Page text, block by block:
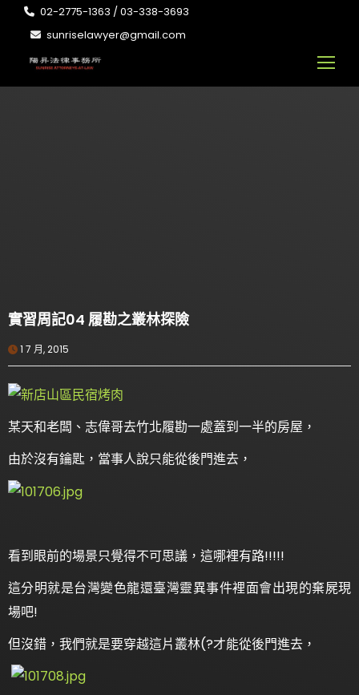
02-2775-1363 / 03-338-3693
sunriselawyer@gmail.com
實習周記04 履勘之叢林探險
1 7 月, 2015
某天和老闆、志偉哥去竹北履勘一處蓋到一半的房屋，
由於沒有鑰匙，當事人說只能從後門進去，
看到眼前的場景只覺得不可思議，這哪裡有路!!!!!
這分明就是台灣變色龍還臺灣靈異事件裡面會出現的棄屍現
場吧!
但沒錯，我們就是要穿越這片叢林(?才能從後門進去，